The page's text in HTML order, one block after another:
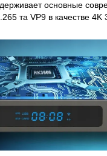
основные
та VP9 в качестве 4K